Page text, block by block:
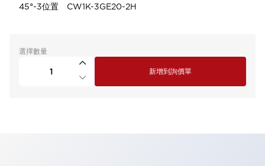
45°-3位置 CW1K-3GE20-2H
選擇數量
新增到詢價單